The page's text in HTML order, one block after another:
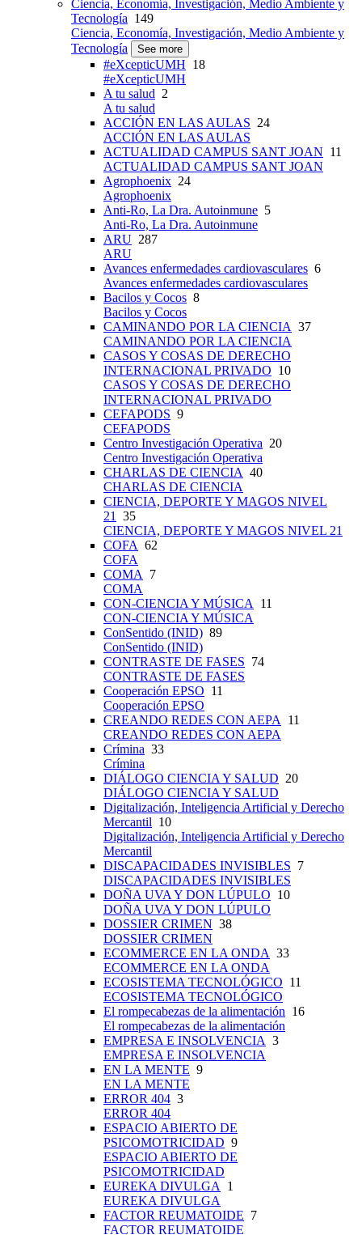
Ciencia, Economía, Investigación, Medio Ambiente y
Tecnología 149
Ciencia, Economía, Investigación, Medio Ambiente y
Tecnología
See more
#eXcepticUMH 18
#eXcepticUMH
A tu salud 2
A tu salud
ACCIÓN EN LAS AULAS 24
ACCIÓN EN LAS AULAS
ACTUALIDAD CAMPUS SANT JOAN 11
ACTUALIDAD CAMPUS SANT JOAN
Agrophoenix 24
Agrophoenix
Anti-Ro, La Dra. Autoinmune 5
Anti-Ro, La Dra. Autoinmune
ARU 287
ARU
Avances enfermedades cardiovasculares 6
Avances enfermedades cardiovasculares
Bacilos y Cocos 8
Bacilos y Cocos
CAMINANDO POR LA CIENCIA 37
CAMINANDO POR LA CIENCIA
CASOS Y COSAS DE DERECHO
INTERNACIONAL PRIVADO 10
CASOS Y COSAS DE DERECHO
INTERNACIONAL PRIVADO
CEFAPODS 9
CEFAPODS
Centro Investigación Operativa 20
Centro Investigación Operativa
CHARLAS DE CIENCIA 40
CHARLAS DE CIENCIA
CIENCIA, DEPORTE Y MAGOS NIVEL
21
35
CIENCIA, DEPORTE Y MAGOS NIVEL 21
COFA 62
COFA
COMA
7
COMA
CON-CIENCIA Y MÚSICA
11
CON-CIENCIA Y MÚSICA
ConSentido (INID) 89
ConSentido (INID)
CONTRASTE DE FASES 74
CONTRASTE DE FASES
Cooperación EPSO 11
Cooperación EPSO
CREANDO REDES CON AEPA
11
CREANDO REDES CON AEPA
Crímina 33
Crímina
DIÁLOGO CIENCIA Y SALUD 20
DIÁLOGO CIENCIA Y SALUD
Digitalización, Inteligencia Artificial y Derecho
Mercantil 10
Digitalización, Inteligencia Artificial y Derecho
Mercantil
DISCAPACIDADES INVISIBLES 7
DISCAPACIDADES INVISIBLES
DOÑA UVA Y DON LÚPULO 10
DOÑA UVA Y DON LÚPULO
DOSSIER CRIMEN 38
DOSSIER CRIMEN
ECOMMERCE EN LA ONDA 33
ECOMMERCE EN LA ONDA
ECOSISTEMA TECNOLÓGICO 11
ECOSISTEMA TECNOLÓGICO
El rompecabezas de la alimentación 16
El rompecabezas de la alimentación
EMPRESA E INSOLVENCIA 3
EMPRESA E INSOLVENCIA
EN LA MENTE 9
EN LA MENTE
ERROR 404 3
ERROR 404
ESPACIO ABIERTO DE
PSICOMOTRICIDAD 9
ESPACIO ABIERTO DE
PSICOMOTRICIDAD
EUREKA DIVULGA
1
EUREKA DIVULGA
FACTOR REUMATOIDE 7
FACTOR REUMATOIDE